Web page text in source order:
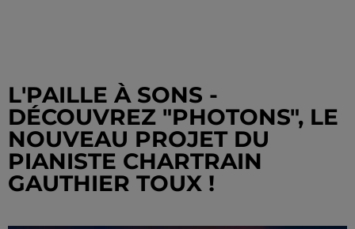
L'PAILLE À SONS -
DÉCOUVREZ "PHOTONS", LE
NOUVEAU PROJET DU
PIANISTE CHARTRAIN
GAUTHIER TOUX !